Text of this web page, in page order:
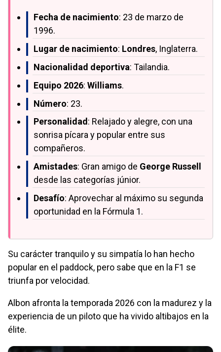
Fecha de nacimiento: 23 de marzo de
1996.
Lugar de nacimiento: Londres, Inglaterra.
Nacionalidad deportiva: Tailandia.
Equipo 2026: Williams.
Número: 23.
Personalidad: Relajado y alegre, con una
sonrisa pícara y popular entre sus
compañeros.
Amistades: Gran amigo de George Russell
desde las categorías júnior.
Desafío: Aprovechar al máximo su segunda
oportunidad en la Fórmula 1.
Su carácter tranquilo y su simpatía lo han hecho
popular en el paddock, pero sabe que en la F1 se
triunfa por velocidad.
Albon afronta la temporada 2026 con la madurez y la
experiencia de un piloto que ha vivido altibajos en la
élite.